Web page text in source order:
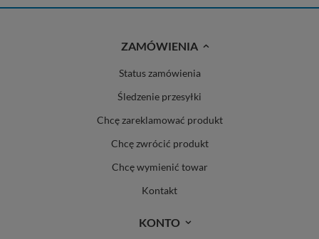
ZAMÓWIENIA
Status zamówienia
Śledzenie przesyłki
Chcę zareklamować produkt
Chcę zwrócić produkt
Chcę wymienić towar
Kontakt
KONTO